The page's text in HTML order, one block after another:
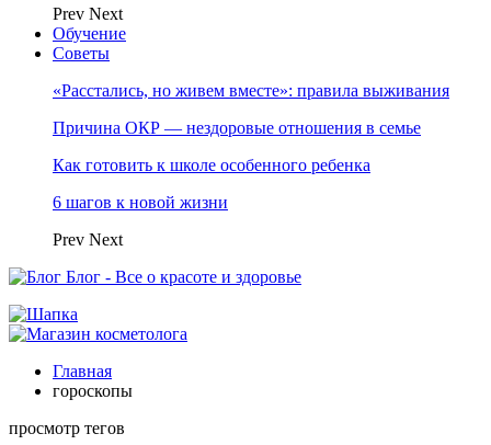
Prev Next
Обучение
Советы
«Расстались, но живем вместе»: правила выживания
Причина ОКР — нездоровые отношения в семье
Как готовить к школе особенного ребенка
6 шагов к новой жизни
Prev Next
Блог - Все о красоте и здоровье
Главная
гороскопы
просмотр тегов